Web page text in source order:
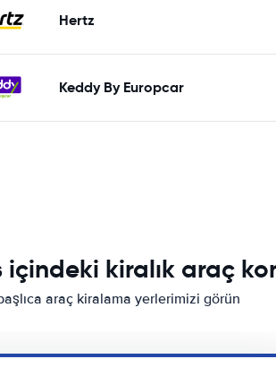
Hertz
Keddy By Europcar
içindeki kiralık araç
araç kiralama yerlerimizi görün